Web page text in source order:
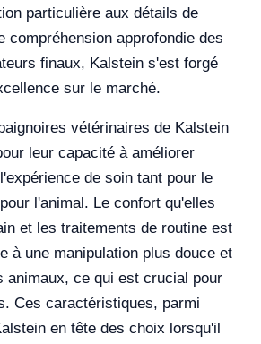
particulière aux détails de
compréhension approfondie des
finaux, Kalstein s'est forgé
sur le marché.
vétérinaires de Kalstein
leur capacité à améliorer
de soin tant pour le
l'animal. Le confort qu'elles
et les traitements de routine est
à une manipulation plus douce et
animaux, ce qui est crucial pour
Ces caractéristiques, parmi
en tête des choix lorsqu'il